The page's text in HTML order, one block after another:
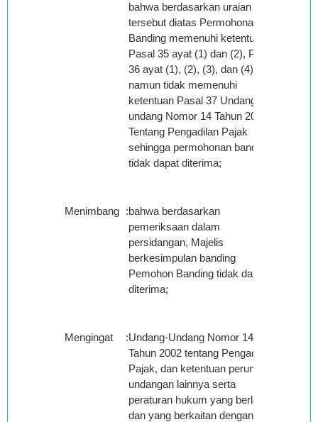
bahwa berdasarkan uraian
tersebut diatas Permohonan
Banding memenuhi ketentuan
Pasal 35 ayat (1) dan (2), Pasal
36 ayat (1), (2), (3), dan (4),
namun tidak memenuhi
ketentuan Pasal 37 Undang-
undang Nomor 14 Tahun 2002
Tentang Pengadilan Pajak
sehingga permohonan banding
tidak dapat diterima;
Menimbang :bahwa berdasarkan
pemeriksaan dalam
persidangan, Majelis
berkesimpulan banding
Pemohon Banding tidak dapat
diterima;
Mengingat :Undang-Undang Nomor 14
Tahun 2002 tentang Pengadilan
Pajak, dan ketentuan perundang-
undangan lainnya serta
peraturan hukum yang berlaku
dan yang berkaitan dengan